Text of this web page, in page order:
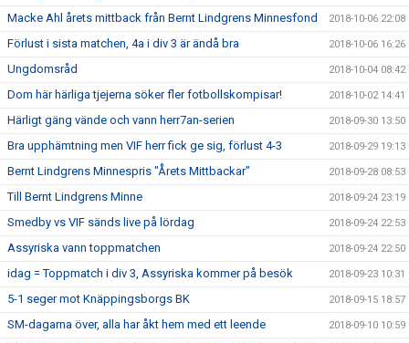
Macke Ahl årets mittback från Bernt Lindgrens Minnesfond 2018-10-06 22:08
Förlust i sista matchen, 4a i div 3 är ändå bra 2018-10-06 16:26
Ungdomsråd 2018-10-04 08:42
Dom här härliga tjejerna söker fler fotbollskompisar! 2018-10-02 14:41
Härligt gäng vände och vann herr7an-serien 2018-09-30 13:50
Bra upphämtning men VIF herr fick ge sig, förlust 4-3 2018-09-29 19:13
Bernt Lindgrens Minnespris "Årets Mittbackar" 2018-09-28 08:53
Till Bernt Lindgrens Minne 2018-09-24 23:19
Smedby vs VIF sänds live på lördag 2018-09-24 22:53
Assyriska vann toppmatchen 2018-09-24 22:50
idag = Toppmatch i div 3, Assyriska kommer på besök 2018-09-23 10:31
5-1 seger mot Knäppingsborgs BK 2018-09-15 18:57
SM-dagarna över, alla har åkt hem med ett leende 2018-09-10 10:59